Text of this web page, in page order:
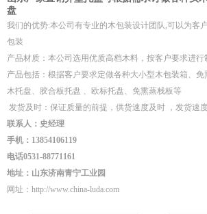
盘
我们的优势:本公司有专业的木包装设计团队,可以为客
包装
产品材质：本公司选用优质高档木料，按客户要求进行
产品包括：根据客户要求定做各种大小型木包装箱、免
木托盘、胶合板托盘 、欧标托盘、免熏蒸栈板等
发货及时：保证质量的前提，供货速度及时 ，发货速
联系人： 史经理
手机： 13854106119
电话0531-88771161
地址：山东济南青宁工业园
网址： http://www.china-luda.com